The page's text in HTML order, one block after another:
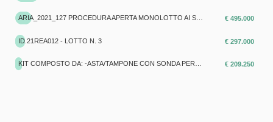
ID.21REA012 - LOTTO N. 3
€ 495.000
€ 297.000
€ 209.250